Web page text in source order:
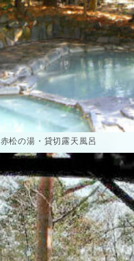
赤松の湯・貸切露天風呂